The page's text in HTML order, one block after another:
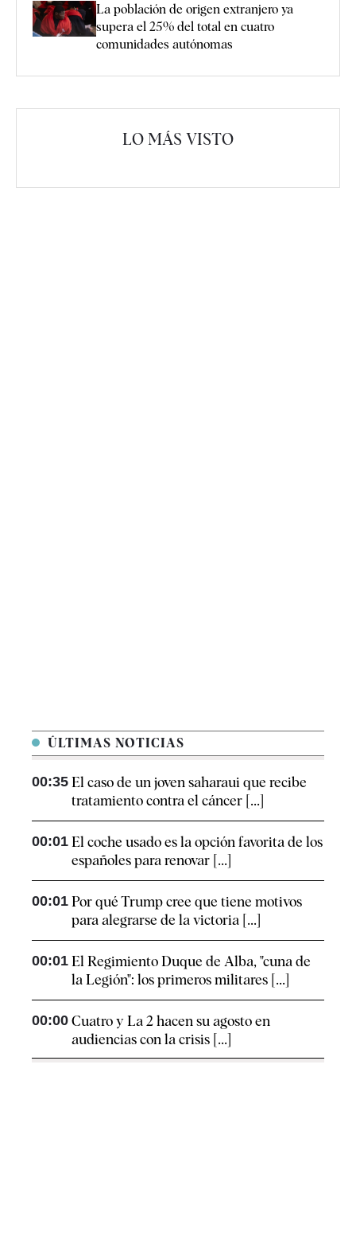
La población de origen extranjero ya
supera el 25% del total en cuatro
comunidades autónomas
LO MÁS VISTO
ÚLTIMAS NOTICIAS
00:35 El caso de un joven saharaui que recibe
tratamiento contra el cáncer [...]
00:01 El coche usado es la opción favorita de los
españoles para renovar [...]
00:01 Por qué Trump cree que tiene motivos
para alegrarse de la victoria [...]
00:01 El Regimiento Duque de Alba, "cuna de
la Legión": los primeros militares [...]
00:00 Cuatro y La 2 hacen su agosto en
audiencias con la crisis [...]